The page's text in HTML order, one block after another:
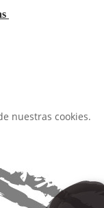
nuestras cookies.